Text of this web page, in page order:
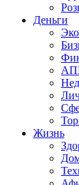
Деньги
Жизнь